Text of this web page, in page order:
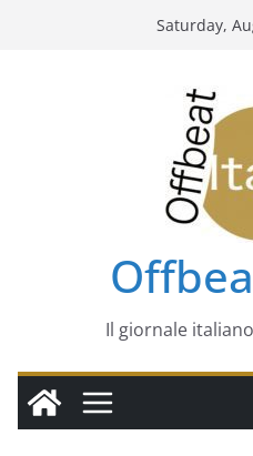
Saturday,
Il giornale